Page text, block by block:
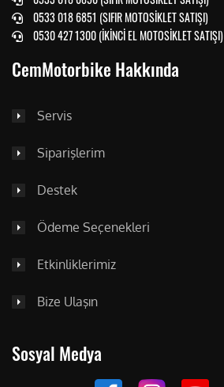
0533 018 6851 (SIFIR MOTOSİKLET SATIŞI)
0530 427 1300 (İKİNCİ EL MOTOSİKLET SATIŞI)
CemMotorbike Hakkında
Servis
Siparişlerim
Destek
Ödeme Seçenekleri
Etkinliklerimiz
Bize Ulaşın
Sosyal Medya